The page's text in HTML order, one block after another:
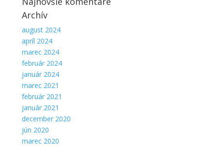
Archív
august 2024
apríl 2024
marec 2024
február 2024
január 2024
marec 2021
február 2021
január 2021
december 2020
jún 2020
marec 2020
Aby sme
mohli
funkčnosť
štruktúru
webovej
stránky na
základe
spôsobu
používania
webovej
stránky.